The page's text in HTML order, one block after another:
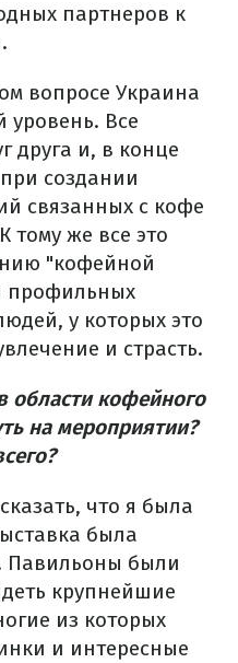
партнеров к
вопросе Украина
уровень. Все
друга и, в конце
создании
связанных с кофе
тому же все это
"кофейной
профильных
у которых это
и страсть.
области кофейного
на мероприятии?
что я была
была
Павильоны были
крупнейшие
из которых
и интересные